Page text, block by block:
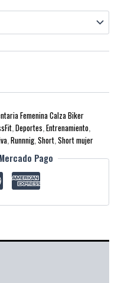
Femenina Calza Biker
,Deportes,Entrenamiento,
,Runnnig,Short,Short mujer
Pago